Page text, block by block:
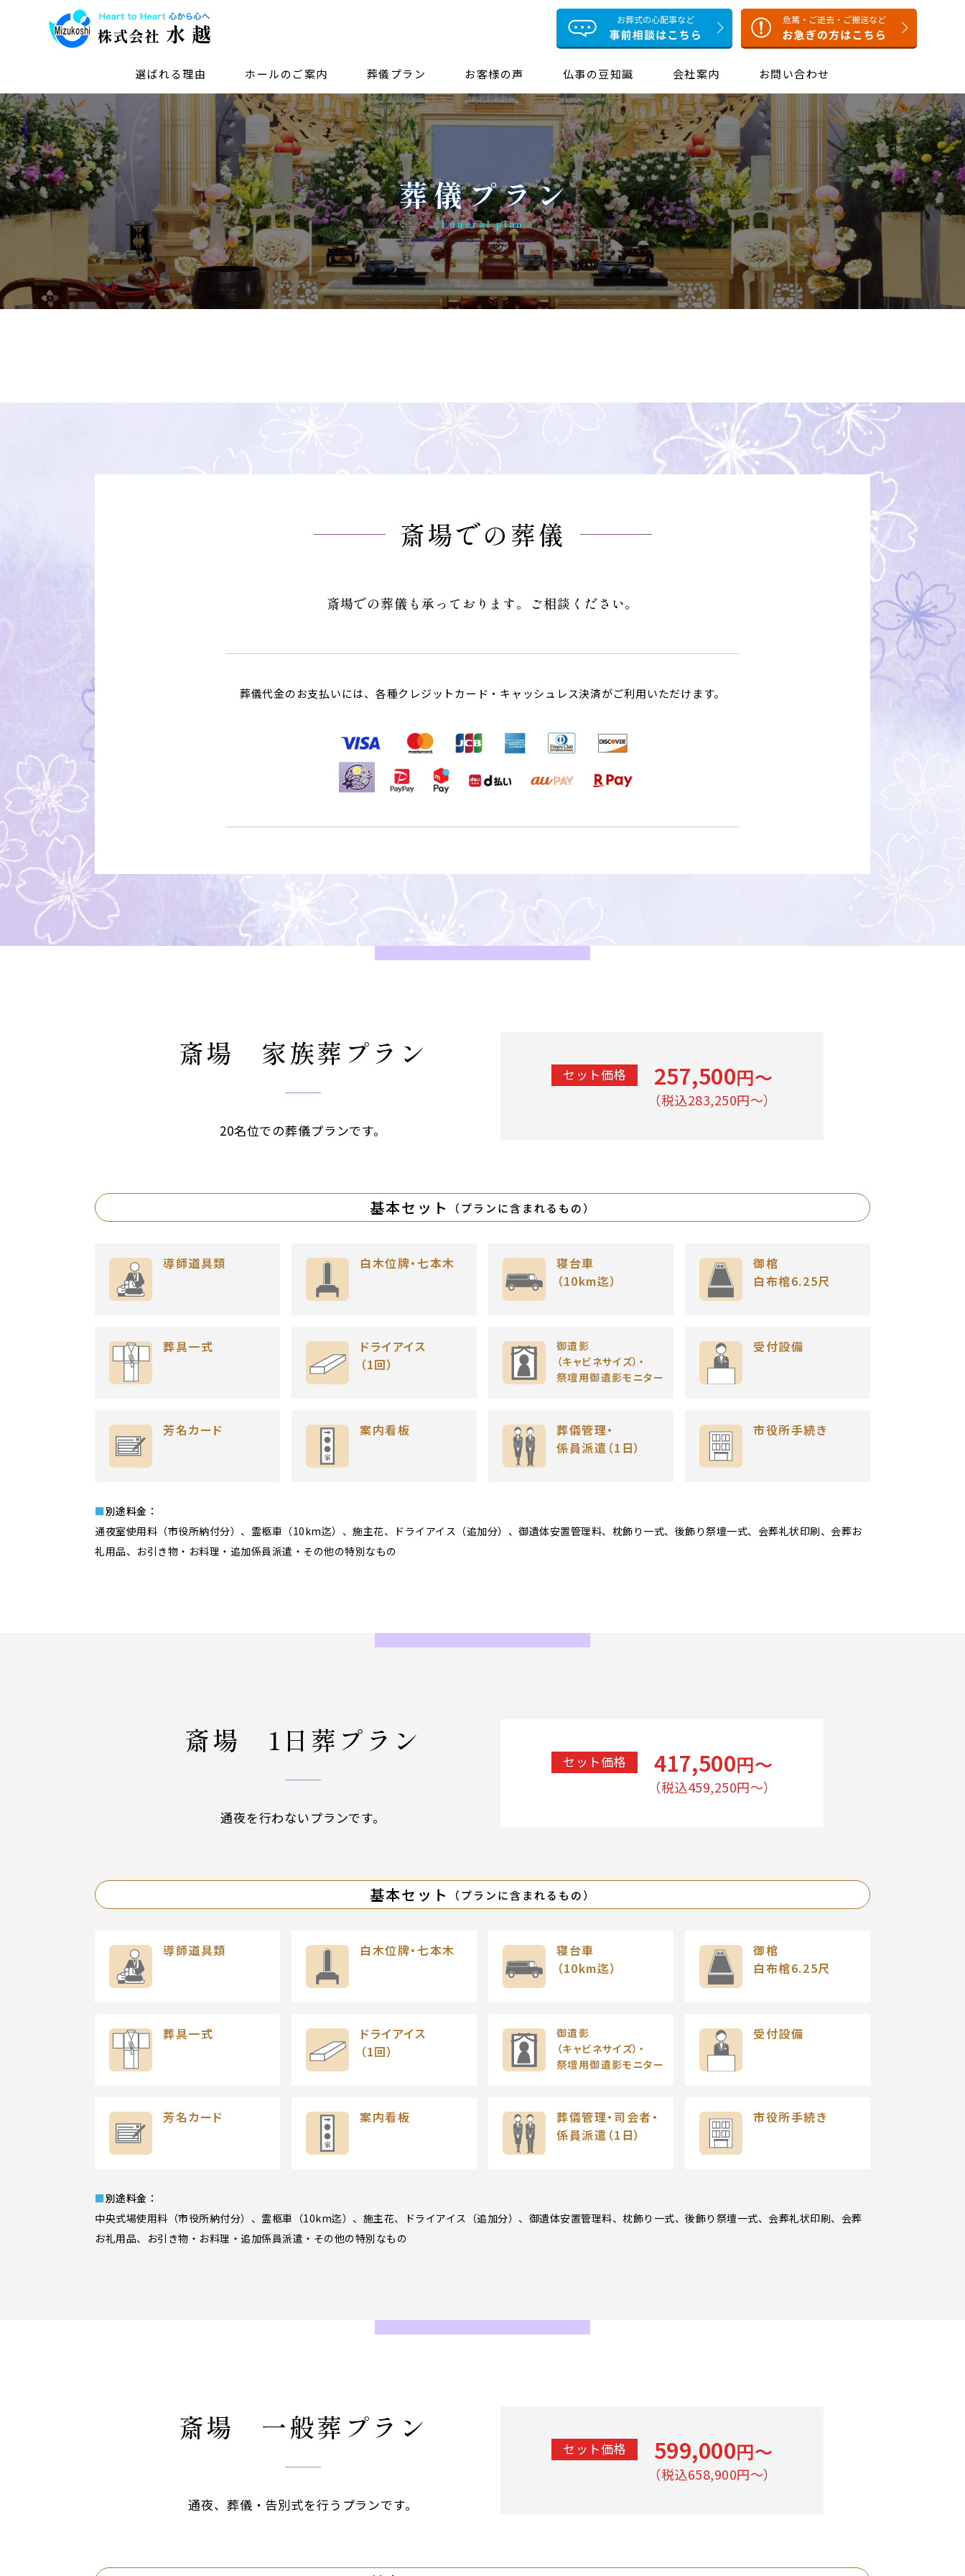
選ばれる理由 ホールのご案内 葬儀プラン お客様の声 仏事の豆知識 会社案内 お問い合わせ
葬儀プラン
Funeral plan
斎場での葬儀
斎場での葬儀も承っております。ご相談ください。
葬儀代金のお支払いには、各種クレジットカード・キャッシュレス決済がご利用いただけます。
斎場 家族葬プラン
20名位での葬儀プランです。
セット価格 257,500円〜
（税込283,250円〜）
基本セット （プランに含まれるもの）
導師道具類 白木位牌・七本木
寝台車
（10km迄）
御棺
白布棺6.25尺
葬具一式
ドライアイス
（1回）
御遺影
（キャビネサイズ）・
祭壇用御遺影モニター
受付設備
芳名カード 案内看板
葬儀管理・
係員派遣（1日）
市役所手続き
■別途料金：
通夜室使用料（市役所納付分）、霊柩車（10km迄）、施主花、ドライアイス（追加分）、御遺体安置管理料、枕飾り一式、後飾り祭壇一式、会葬礼状印刷、会葬お
礼用品、お引き物・お料理・追加係員派遣・その他の特別なもの
斎場 1日葬プラン
通夜を行わないプランです。
セット価格 417,500円〜
（税込459,250円〜）
基本セット （プランに含まれるもの）
導師道具類 白木位牌・七本木
寝台車
（10km迄）
御棺
白布棺6.25尺
葬具一式
ドライアイス
（1回）
御遺影
（キャビネサイズ）・
祭壇用御遺影モニター
受付設備
芳名カード 案内看板
葬儀管理・司会者・
係員派遣（1日）
市役所手続き
■別途料金：
中央式場使用料（市役所納付分）、霊柩車（10km迄）、施主花、ドライアイス（追加分）、御遺体安置管理料、枕飾り一式、後飾り祭壇一式、会葬礼状印刷、会葬
お礼用品、お引き物・お料理・追加係員派遣・その他の特別なもの
斎場 一般葬プラン
通夜、葬儀・告別式を行うプランです。
セット価格 599,000円〜
（税込658,900円〜）